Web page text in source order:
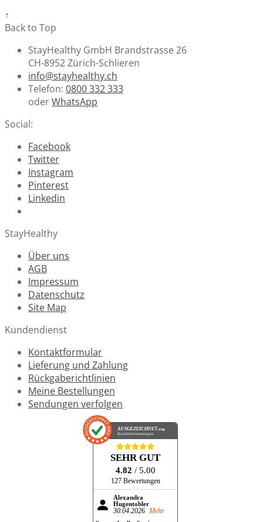
↑
Back to Top
StayHealthy GmbH Brandstrasse 26
CH-8952 Zürich-Schlieren
info@stayhealthy.ch
Telefon: 0800 332 333
oderWhatsApp
Social:
Facebook
Twitter
Instagram
Pinterest
Linkedin
StayHealthy
Über uns
AGB
Impressum
Datenschutz
Site Map
Kundendienst
Kontaktformular
Lieferung und Zahlung
Rückgaberichtlinien
Meine Bestellungen
Sendungen verfolgen
AUSGEZEICHNET .org
Kundenbewertungen
SEHR GUT
4.82 / 5.00
127 Bewertungen
Alexandra
Hugentobler
30.04.2026 Mehr